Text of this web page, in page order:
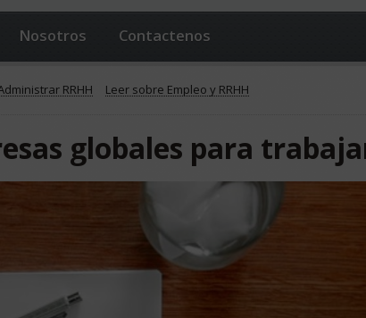
Nosotros Contactenos
RRHH Leer sobre Empleo y RRHH
globales para